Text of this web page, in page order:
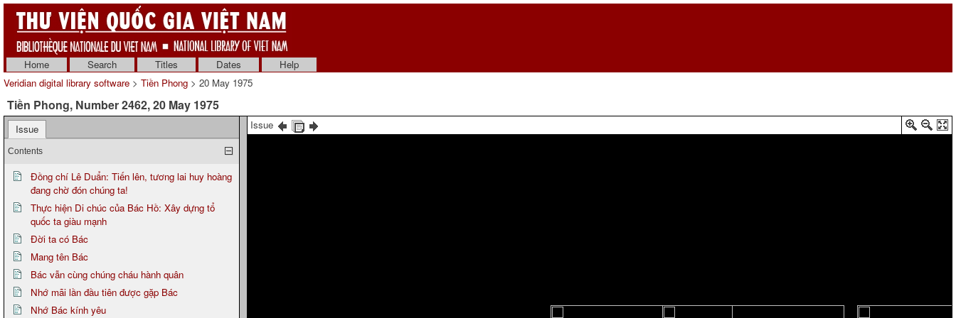
Home Search Titles Dates
Help
Veridian digital library software > Tiền Phong > 20 May 1975
Tiền Phong, Number 2462, 20 May 1975
Issue
Contents
Đồng chí Lê Duẩn: Tiến lên, tương lai huy hoàng
đang chờ đón chúng ta!
Thực hiện Di chúc của Bác Hồ: Xây dựng tổ
quốc ta giàu mạnh
Đời ta có Bác
Mang tên Bác
Bác vẫn cùng chúng cháu hành quân
Nhớ mãi lần đầu tiên được gặp Bác
Nhớ Bác kính yêu
Issue